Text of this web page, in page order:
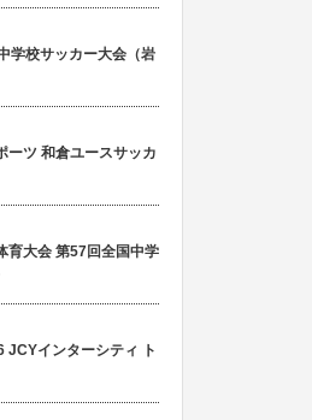
学校サッカー大会（岩
ーツ 和倉ユースサッカ
育大会 第57回全国中学
JCYインターシティ ト